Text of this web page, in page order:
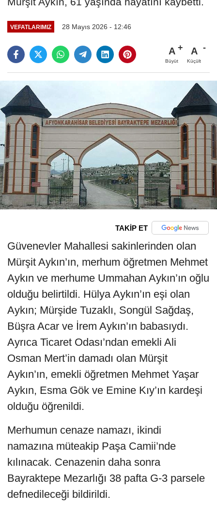
VEFATLARIMIZ 28 Mayıs 2026 - 12:46
A
Büyüt
A
Küçült
TAKİP ET
Güvenevler Mahallesi sakinlerinden olan
Mürşit Aykın’ın, merhum öğretmen Mehmet
Aykın ve merhume Ummahan Aykın’ın oğlu
olduğu belirtildi. Hülya Aykın’ın eşi olan
Aykın; Mürşide Tuzaklı, Songül Sağdaş,
Büşra Acar ve İrem Aykın’ın babasıydı.
Ayrıca Ticaret Odası’ndan emekli Ali
Osman Mert’in damadı olan Mürşit
Aykın’ın, emekli öğretmen Mehmet Yaşar
Aykın, Esma Gök ve Emine Kıy’ın kardeşi
olduğu öğrenildi.
Merhumun cenaze namazı, ikindi
namazına müteakip Paşa Camii’nde
kılınacak. Cenazenin daha sonra
Bayraktepe Mezarlığı 38 pafta G-3 parsele
defnedileceği bildirildi.